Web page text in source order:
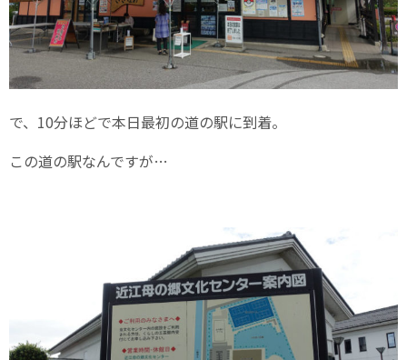
で、10分ほどで本日最初の道の駅に到着。
この道の駅なんですが…